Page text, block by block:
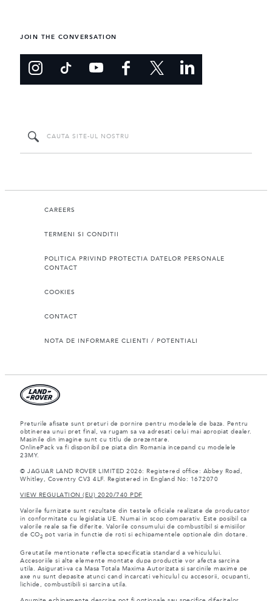
JOIN THE CONVERSATION
CAREERS
TERMENI SI CONDITII
POLITICA PRIVIND PROTECTIA DATELOR PERSONALE
CONTACT
COOKIES
CONTACT
NOTA DE INFORMARE CLIENTI / POTENTIALI
Preturile afisate sunt preturi de pornire pentru modelele de baza. Pentru
obtinerea unui pret final, va rugam sa va adresati celui mai apropiat dealer.
Masinile din imagine sunt cu titlu de prezentare.
OnlinePack va fi disponibil pe piata din Romania incepand cu modelele
23MY.
© JAGUAR LAND ROVER LIMITED 2026: Registered office: Abbey Road,
Whitley, Coventry CV3 4LF. Registered in England No: 1672070
VIEW REGULATION (EU) 2020/740 PDF
Valorile furnizate sunt rezultate din testele oficiale realizate de producator
in conformitate cu legislatia UE. Numai in scop comparativ. Este posibil ca
valorile reale sa fie diferite. Valorile consumului de combustibil si emisiilor
de CO2 pot varia in functie de roti si echipamentele optionale din dotare.
Greutatile mentionate reflecta specificatia standard a vehiculului.
Accesoriile si alte elemente montate dupa productie vor afecta sarcina
utila. Asigurati-va ca Masa Totala Maxima Autorizata si sarcinile maxime pe
axe nu sunt depasite atunci cand incarcati vehiculul cu accesorii, ocupanti,
lichide, combustibili si sarcina utila.